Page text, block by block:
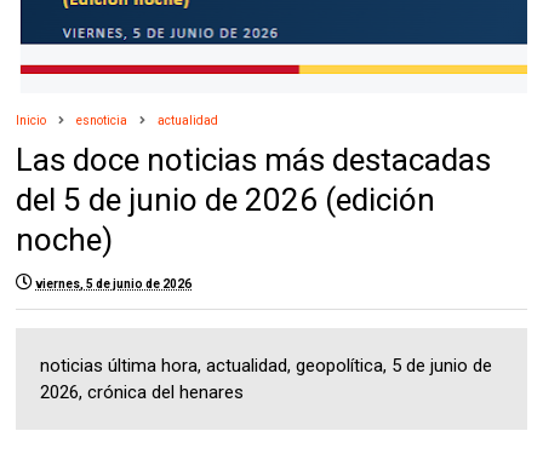
Inicio esnoticia actualidad
Las doce noticias más destacadas
del 5 de junio de 2026 (edición
noche)
viernes, 5 de junio de 2026
noticias última hora, actualidad, geopolítica, 5 de junio de
2026, crónica del henares